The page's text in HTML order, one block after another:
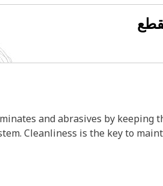
and abrasives by
Cleanliness is the key to